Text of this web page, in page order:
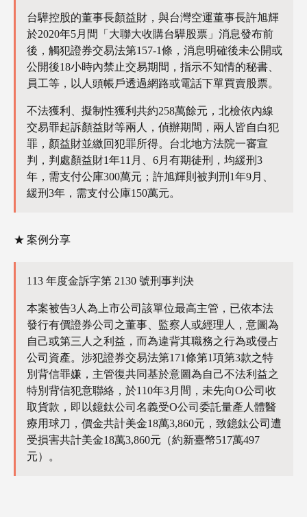
台驊控股的董事長顏益財，與台灣空運董事長許旭輝
於2020年5月間「大聯大收購台驊股票」消息發布前
後，觸犯證券交易法第157-1條，消息明確後未公開或
公開後18小時內禁止交易期間，指示不知情的秘書、
員工等，以人頭帳戶透過網路或電話下單買賣股票。
不法獲利、擬制性獲利共約258萬餘元，北檢依內線
交易罪起訴顏益財等兩人，偵辦期間，兩人皆自白犯
罪，顏益財並繳回犯罪所得。台北地方法院一審宣
判，判處顏益財1年11月、6月有期徒刑，均緩刑3
年，需支付公庫300萬元；許旭輝則被判刑1年9月、
緩刑3年，需支付公庫150萬元。
案例分享
113 年度金訴字第 2130 號刑事判決
本案被告3人為上市公司該單位最高主管，已依本法
發行有價證券公司之董事、監察人或經理人，意圖為
自己或第三人之利益，而為違背其職務之行為或侵占
公司資產。涉犯證券交易法第171條第1項第3款之特
別背信罪嫌，主管復共同基於意圖為自己不法利益之
特別背信犯意聯絡，於110年3月間，未先向O公司收
取貨款，即以鐿鈦公司名義受O公司委託量產人體醫
療用球刀，價金共計美金18萬3,860元，致鐿鈦公司遭
受損害共計美金18萬3,860元（約新臺幣517萬497
元）。